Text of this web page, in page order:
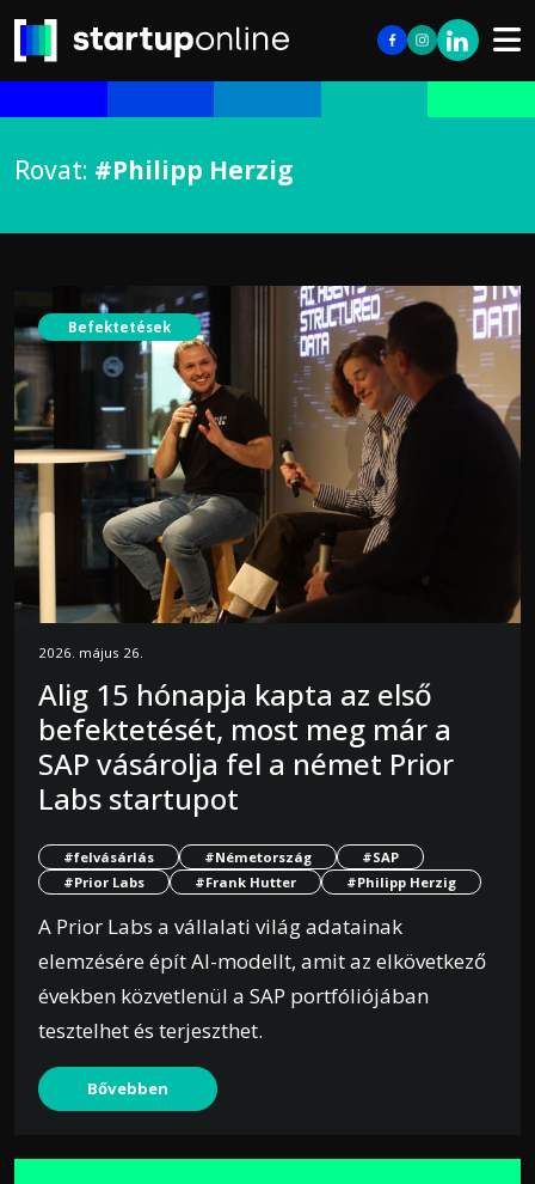
Rovat: #Philipp Herzig
Befektetések
2026. május 26.
Alig 15 hónapja kapta az első
befektetését, most meg már a
SAP vásárolja fel a német Prior
Labs startupot
#felvásárlás #Németország
#SAP
#Prior Labs
#Frank Hutter #Philipp Herzig
A Prior Labs a vállalati világ adatainak
elemzésére épít AI-modellt, amit az elkövetkező
években közvetlenül a SAP portfóliójában
tesztelhet és terjeszthet.
Bővebben